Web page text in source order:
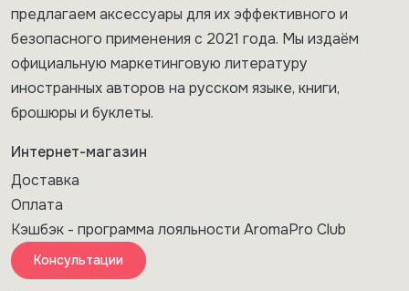
предлагаем аксессуары для их эффективного и
безопасного применения с 2021 года. Мы издаём
официальную маркетинговую литературу
иностранных авторов на русском языке, книги,
брошюры и буклеты.
Интернет-магазин
Доставка
Оплата
Кэшбэк - программа лояльности AromaPro Club
Консультации